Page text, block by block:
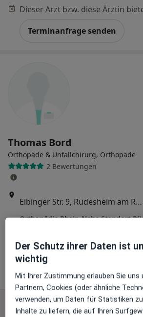
Terminanfrage senden
Thomas Bord
Orthopäde & Unfallchirurg, Orthopäde
2 Bewertungen
Eibinger Str. 9, Rüdesheim am Rhein
Orthopädie Rhein-Nahe Standort
Ärzte und Heilberufler
Der Schutz ihrer Daten ist
wichtig
Mit Ihrer Zustimmung erlauben Sie uns
Partnern, Cookies (oder ähnliche
verwenden, um Daten für Statistiken
Inhalte zu liefern, die auf Ihren